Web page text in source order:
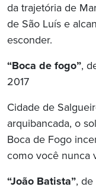
da trajetória de
de São Luís e
esconder.
“Boca de fogo”,
2017
Cidade de
arquibancada, o
Boca de Fogo
como você nunca
“João Batista”,